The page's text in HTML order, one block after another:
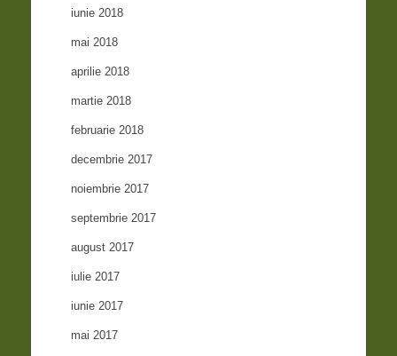
iunie 2018
mai 2018
aprilie 2018
martie 2018
februarie 2018
decembrie 2017
noiembrie 2017
septembrie 2017
august 2017
iulie 2017
iunie 2017
mai 2017